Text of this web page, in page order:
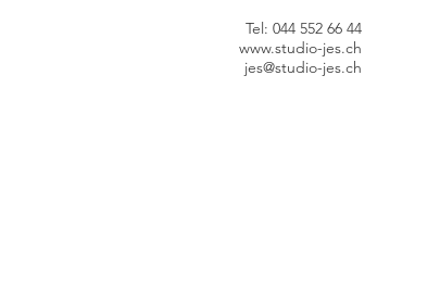
Tel: 044 552 66 44
www.studio-jes.ch
jes@studio-jes.ch